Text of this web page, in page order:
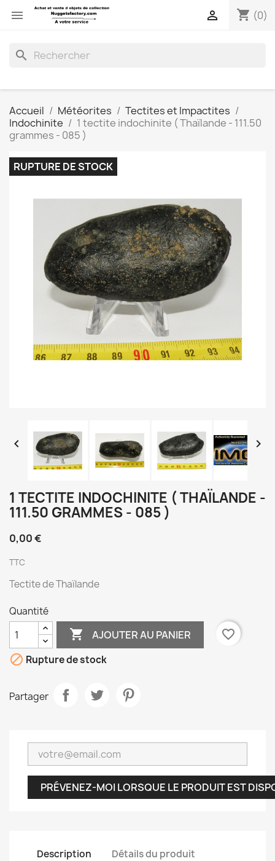
 shopping_cart (0)

search
Accueil Météorites
Tectites et Impactites
Indochinite
1 tectite indochinite ( Thaïlande - 111.50
grammes - 085 )
RUPTURE DE STOCK
 
1 TECTITE INDOCHINITE ( THAÏLANDE -
111.50 GRAMMES - 085 )
0,00 €
TTC
Tectite de Thaïlande
Quantité
 AJOUTER AU PANIER
favorite_border
 Rupture de stock
Partager
PRÉVENEZ-MOI LORSQUE LE PRODUIT EST
Description Détails du produit